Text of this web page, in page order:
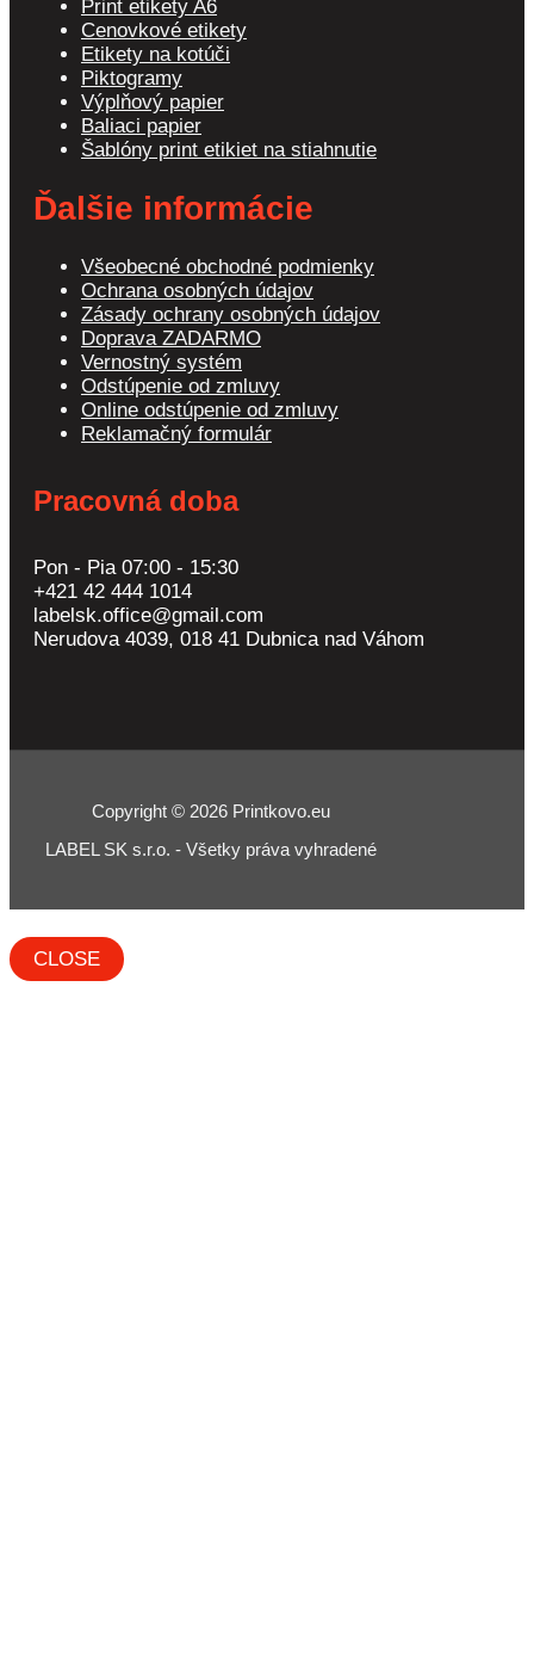
Print etikety A6
Cenovkové etikety
Etikety na kotúči
Piktogramy
Výplňový papier
Baliaci papier
Šablóny print etikiet na stiahnutie
Ďalšie informácie
Všeobecné obchodné podmienky
Ochrana osobných údajov
Zásady ochrany osobných údajov
Doprava ZADARMO
Vernostný systém
Odstúpenie od zmluvy
Online odstúpenie od zmluvy
Reklamačný formulár
Pracovná doba
Pon - Pia 07:00 - 15:30
+421 42 444 1014
labelsk.office@gmail.com
Nerudova 4039, 018 41 Dubnica nad Váhom
Copyright © 2026 Printkovo.eu
LABEL SK s.r.o. - Všetky práva vyhradené
CLOSE